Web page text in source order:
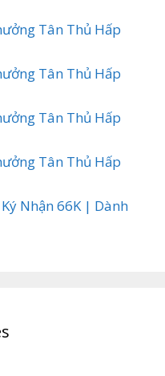
Tân Thủ Hấp
Tân Thủ Hấp
Tân Thủ Hấp
Tân Thủ Hấp
Nhận 66K | Dành